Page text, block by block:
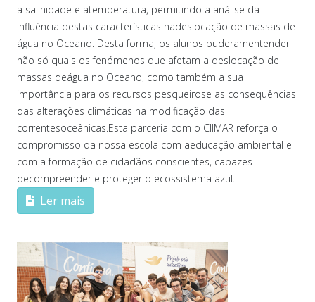
a salinidade e atemperatura, permitindo a análise da
influência destas características nadeslocação de massas de
água no Oceano. Desta forma, os alunos puderamentender
não só quais os fenómenos que afetam a deslocação de
massas deágua no Oceano, como também a sua
importância para os recursos pesqueirose as consequências
das alterações climáticas na modificação das
correntesoceânicas.Esta parceria com o CIIMAR reforça o
compromisso da nossa escola com aeducação ambiental e
com a formação de cidadãos conscientes, capazes
decompreender e proteger o ecossistema azul.
Ler mais